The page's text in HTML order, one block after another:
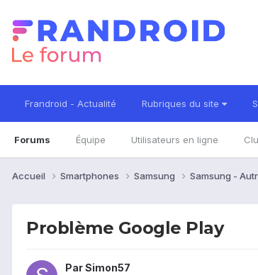
Frandroid - Actualité Rubriques du site
Forums Équipe Utilisateurs en ligne
Accueil Smartphones Samsung Samsung -
Problème Google Play
ParSimon57